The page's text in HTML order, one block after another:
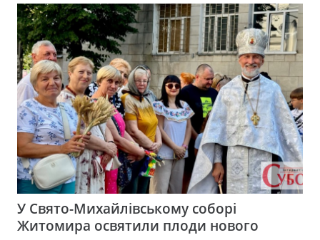
У Свято-Михайлівському соборі
Житомира освятили плоди нового